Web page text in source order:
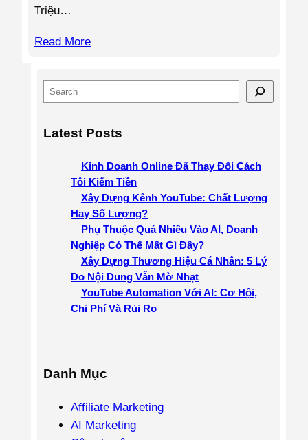
Triệu…
Read More
S
e
r
Latest Posts
Kinh Doanh Online Đã Thay Đổi Cách
Tôi Kiếm Tiền
Xây Dựng Kênh YouTube: Chất Lượng
Hay Số Lượng?
Phụ Thuộc Quá Nhiều Vào AI, Doanh
Nghiệp Có Thể Mất Gì Đây?
Xây Dựng Thương Hiệu Cá Nhân: 5 Lý
Do Nội Dung Vẫn Mờ Nhạt
YouTube Automation Với AI: Cơ Hội,
Chi Phí Và Rủi Ro
Danh Mục
Affiliate Marketing
AI Marketing